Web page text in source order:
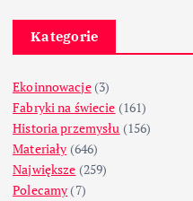
Kategorie
Ekoinnowacje(3)
Fabryki na świecie (161)
Historia przemysłu (156)
Materiały (646)
Największe (259)
Polecamy (7)